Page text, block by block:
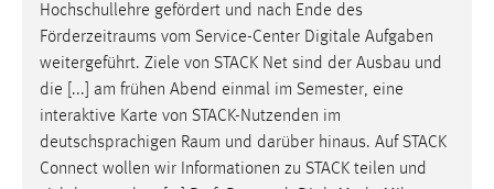
Hochschullehre gefördert und nach Ende des
Förderzeitraums vom Service-Center Digitale Aufgaben
weitergeführt. Ziele von STACK Net sind der Ausbau und
die [...] am frühen Abend einmal im Semester, eine
interaktive Karte von STACK-Nutzenden im
deutschsprachigen Raum und darüber hinaus. Auf STACK
Connect wollen wir Informationen zu STACK teilen und